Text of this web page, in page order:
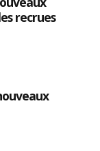
recrues